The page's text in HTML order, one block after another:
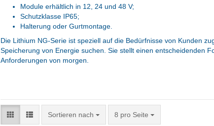
Module erhältlich in 12, 24 und 48 V;
Schutzklasse IP65;
Halterung oder Gurtmontage.
Die Lithium NG-Serie ist speziell auf die Bedürfnisse von Kunden
Speicherung von Energie suchen. Sie stellt einen entscheidenden
Anforderungen von morgen.
Sortieren nach
Sortieren nach 8 pro Seite
pro Seite